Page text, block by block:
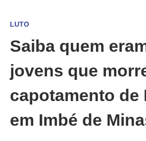
LUTO
Saiba quem
jovens que
capotamento de
em Imbé de